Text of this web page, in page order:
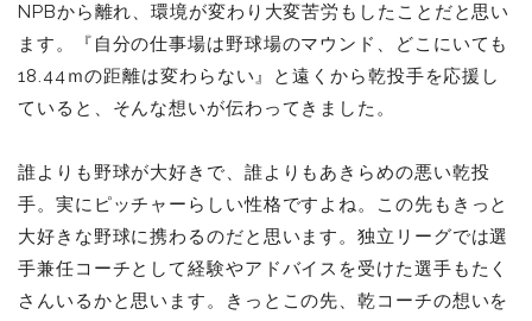
NPBから離れ、環境が変わり大変苦労もしたことだと思い
ます。『自分の仕事場は野球場のマウンド、どこにいても
18.44ｍの距離は変わらない』と遠くから乾投手を応援し
ていると、そんな想いが伝わってきました。
誰よりも野球が大好きで、誰よりもあきらめの悪い乾投
手。実にピッチャーらしい性格ですよね。この先もきっと
大好きな野球に携わるのだと思います。独立リーグでは選
手兼任コーチとして経験やアドバイスを受けた選手もたく
さんいるかと思います。きっとこの先、乾コーチの想いを